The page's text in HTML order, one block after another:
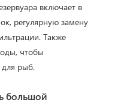
включает в
регулярную замену
Также
чтобы
для рыб.
большой